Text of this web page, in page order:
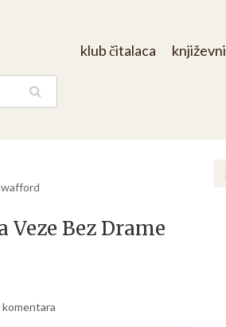
klub čitalaca
Bez Drame
komentara